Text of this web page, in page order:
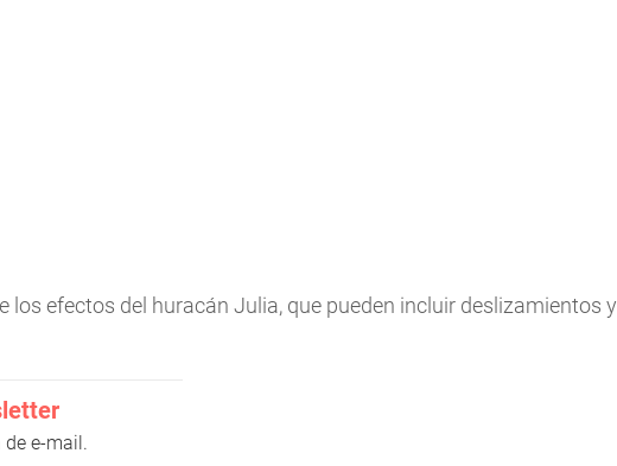
los efectos del huracán Julia, que pueden incluir deslizamientos y
e-mail.